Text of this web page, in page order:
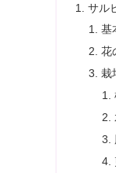
サル
基
花
栽